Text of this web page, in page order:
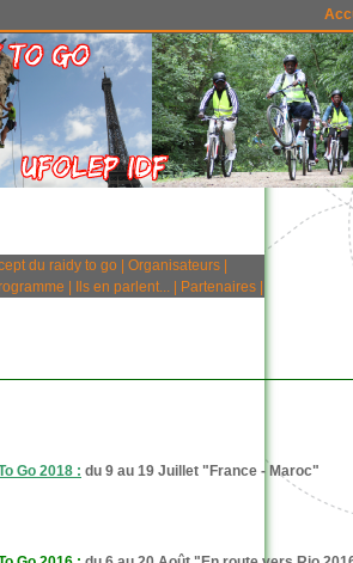
du raidy to go Organisateurs
Ils en parlent... Partenaires
Go 2018 : du 9 au 19 Juillet "France - Maroc"